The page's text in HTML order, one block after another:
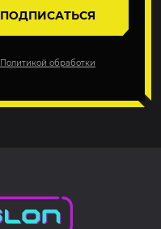
ПОДПИСАТЬСЯ
Политикой обработки